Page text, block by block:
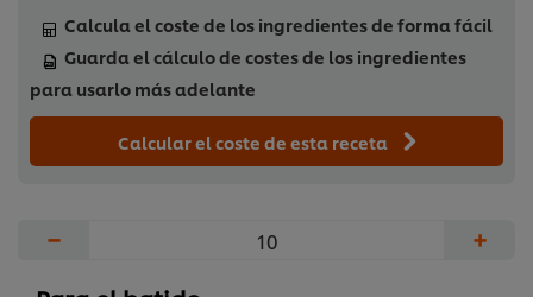
Calcula el coste de los ingredientes de forma fácil
Guarda el cálculo de costes de los ingredientes
para usarlo más adelante
Calcular el coste de esta receta
− +